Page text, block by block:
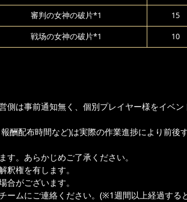
審判の女神の破片*1 15
戦场の女神の破片*1 10
は事前通知無く、個別プレイヤー様をイベン
酬配布時間など)は実際の作業進捗により前後
。あらかじめご了承ください。
権を有します。
がございます。
ームにご連絡ください。(※1週間以上経過する